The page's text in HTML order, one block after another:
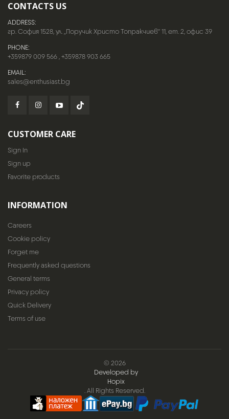
CONTACTS US
ADDRESS:
гр. София 1528, ул. „Поручик Христо Топракчиев“ 11, ет. 2, офис 39
PHONE:
+359879 009 566,+359878 903 665
EMAIL:
sales@enthusiast.bg
CUSTOMER CARE
Sign In
Sign up
Favorite products
INFORMATION
Careers
Cookie policy
Forget me
Frequently asked questions
General terms
Privacy policy
Quick Delivery
Terms of use
© 2026
Developed by
Hopix
. All Rights Reserved.